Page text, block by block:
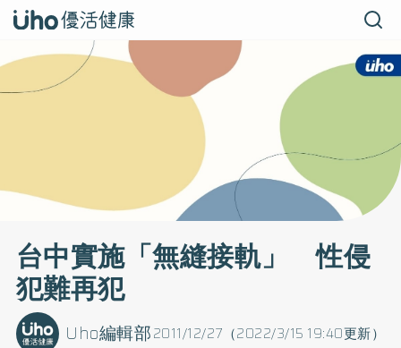
台中實施「無縫接軌」 性侵
犯難再犯
2011/12/27（2022/3/15 19:40更新）
Uho編輯部